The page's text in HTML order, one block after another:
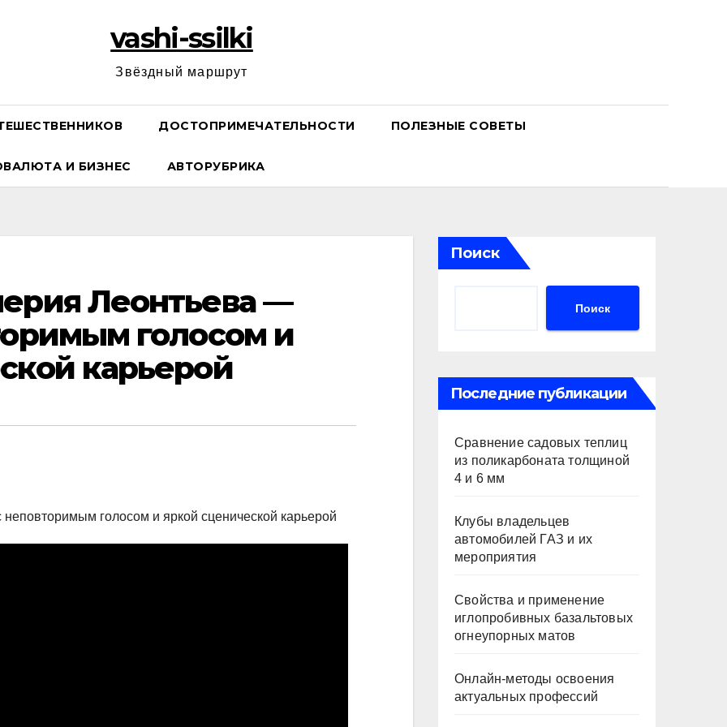
vashi-ssilki
Звёздный маршрут
ДОСТОПРИМЕЧАТЕЛЬНОСТИ ПОЛЕЗНЫЕ СОВЕТЫ
И БИЗНЕС АВТОРУБРИКА
Леонтьева —
голосом и
карьерой
Поиск
Поиск
Последние публикации
Сравнение садовых теплиц
из поликарбоната толщиной
4 и 6 мм
Клубы владельцев
автомобилей ГАЗ и их
мероприятия
Свойства и применение
иглопробивных базальтовых
огнеупорных матов
Онлайн-методы освоения
актуальных профессий